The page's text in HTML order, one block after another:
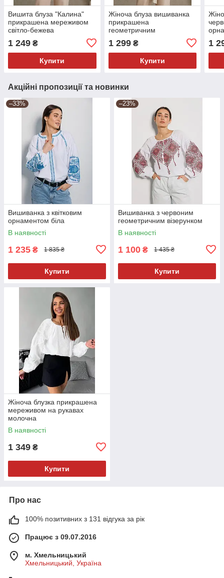
Вишита блуза "Калина"
прикрашена мереживом
світло-бежева
1 249 ₴
Купити
Жіноча блуза вишиванка
прикрашена
геометричним
орнаментом і мереживом
світло-бежева
1 299₴
Купити
1
Акційні пропозиції та новинки
–33%
Вишиванка з квітковим
орнаментом біла
В наявності
1 235 ₴ 1 835 ₴
Купити
–23%
Вишиванка з червоним
геометричним візерунком
В наявності
1 100 ₴ 1 435 ₴
Купити
Жіноча блузка прикрашена
мереживом на рукавах
молочна
В наявності
1 349 ₴
Купити
Про нас
100% позитивних з 131 відгука за рік
Працює з 09.07.2016
м. Хмельницький
Хмельницький, Україна